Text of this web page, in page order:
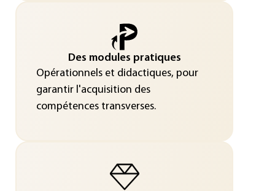
Des modules pratiques
Opérationnels et didactiques, pour
garantir l'acquisition des
compétences transverses.